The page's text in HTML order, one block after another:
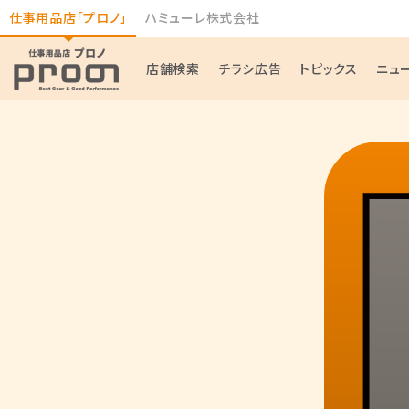
仕事用品店「プロノ」 ハミューレ株式会社
店舗検索 チラシ広告 トピックス ニュ